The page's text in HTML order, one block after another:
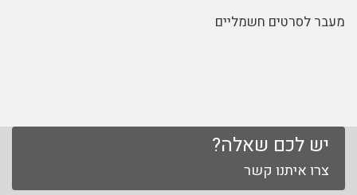
מעבר לסרטים חשמליים
יש לכם שאלה?
צרו איתנו קשר